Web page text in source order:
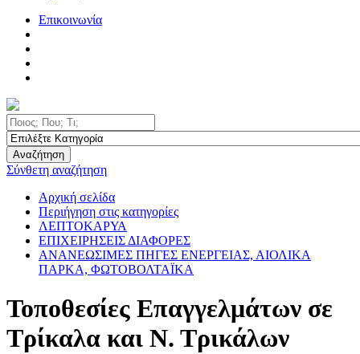
Επικοινωνία
Αναζήτηση
Σύνθετη αναζήτηση
Αρχική σελίδα
Περιήγηση στις κατηγορίες
ΛΕΠΤΟΚΑΡΥΑ
ΕΠΙΧΕΙΡΗΣΕΙΣ ΔΙΑΦΟΡΕΣ
ΑΝΑΝΕΩΣΙΜΕΣ ΠΗΓΕΣ ΕΝΕΡΓΕΙΑΣ, ΑΙΟΛΙΚΑ
ΠΑΡΚΑ, ΦΩΤΟΒΟΛΤΑΪΚΑ
Τοποθεσίες Επαγγελμάτων σε
Τρίκαλα και Ν. Τρικάλων